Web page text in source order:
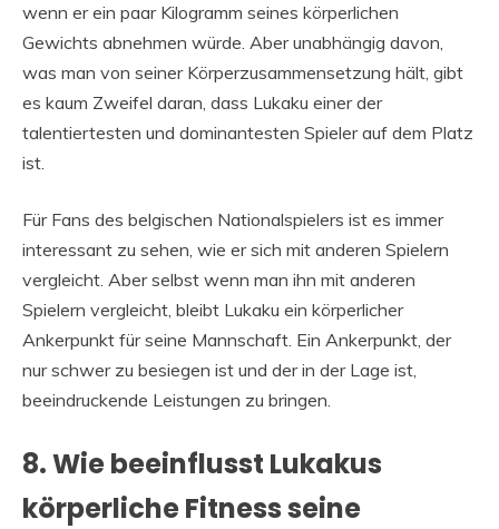
wenn er ein paar Kilogramm seines körperlichen
Gewichts abnehmen würde. Aber unabhängig davon,
was man von seiner Körperzusammensetzung hält, gibt
es kaum Zweifel daran, dass Lukaku einer der
talentiertesten und dominantesten Spieler auf dem Platz
ist.
Für Fans des belgischen Nationalspielers ist es immer
interessant zu sehen, wie er sich mit anderen Spielern
vergleicht. Aber selbst wenn man ihn mit anderen
Spielern vergleicht, bleibt Lukaku ein körperlicher
Ankerpunkt für seine Mannschaft. Ein Ankerpunkt, der
nur schwer zu besiegen ist und der in der Lage ist,
beeindruckende Leistungen zu bringen.
8. Wie beeinflusst Lukakus
körperliche Fitness seine